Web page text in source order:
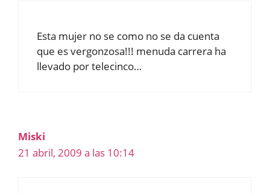
Esta mujer no se como no se da cuenta
que es vergonzosa!!! menuda carrera ha
llevado por telecinco…
Miski
21 abril, 2009 a las 10:14